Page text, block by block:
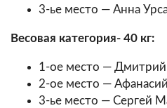
3-ье место — Анна
Весовая категория- 40 кг:
1-ое место —
2-ое место —
3-ье место — Сергей